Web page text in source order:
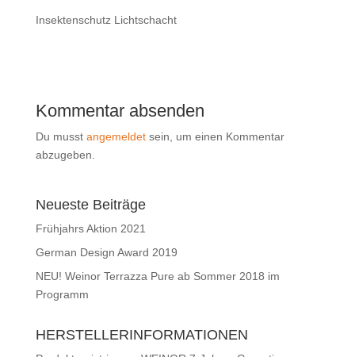
Insektenschutz Lichtschacht
Kommentar absenden
Du musst angemeldetsein, um einen Kommentar
abzugeben.
Neueste Beiträge
Frühjahrs Aktion 2021
German Design Award 2019
NEU! Weinor Terrazza Pure ab Sommer 2018 im
Programm
HERSTELLERINFORMATIONEN